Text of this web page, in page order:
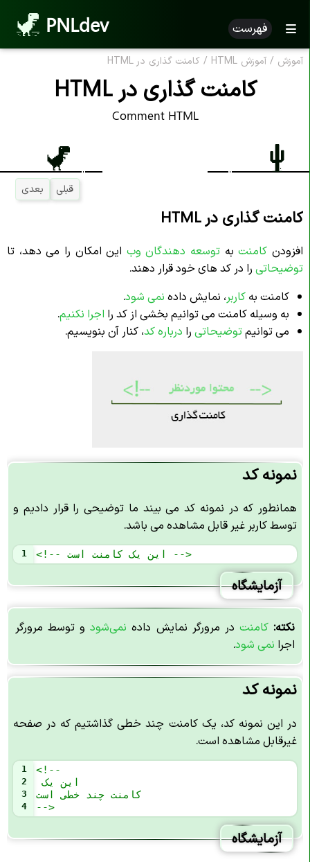
PNLdev فهرست
آموزش / آموزش HTML / کامنت گذاری در HTML
کامنت گذاری در HTML
Comment HTML
قبلی بعدی
کامنت گذاری در HTML
افزودن کامنتبه توسعه دهندگان وب این امکان را می دهد، تا
توضیحاتی را در کد های خود قرار دهند.
کامنت به کاربر، نمایش داده نمی شود.
به وسیله کامنت می توانیم بخشی از کد را اجرا نکنیم.
می توانیمتوضیحاتی را درباره کد، کنار آن بنویسیم.
نمونه کد
همانطور که در نمونه کد می بیند ما توضیحی را قرار دادیم و
توسط کاربر غیر قابل مشاهده می باشد.
1 <!-- این یک کامنت است -->
آزمایشگاه
نکته: کامنت در مرورگر نمایش داده نمی‌شود و توسط مرورگر
اجرا نمی شود.
نمونه کد
در این نمونه کد، یک کامنت چند خطی گذاشتیم که در صفحه
غیرقابل مشاهده است.
1 <!--
2 این یک
3
4 -->
آزمایشگاه